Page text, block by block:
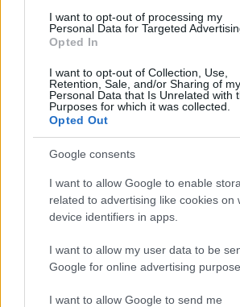
I want to opt-out of processing my
Personal Data for Targeted
Opted In
I want to opt-out of Collection, Use,
Retention, Sale, and/or Sharing of my
Personal Data that Is Unrelated with
Purposes for which it was collected.
Opted Out
Google consents
I want to allow Google to enable
related to advertising like cookies on
device identifiers in apps.
I want to allow my user data to be
Google for online advertising
I want to allow Google to send me
Hozzászólások
Kellemetlen: több
kiszivárgott a
2. évadának
2024 július 31. 19:16